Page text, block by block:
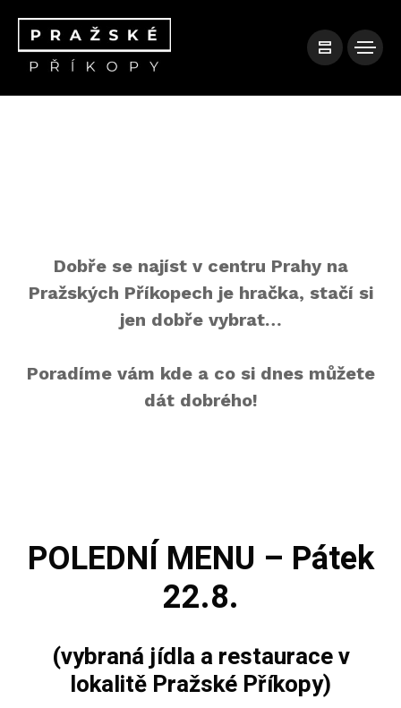
Dobře se najíst v centru Prahy na
Pražských Příkopech je hračka, stačí si
jen dobře vybrat…
Poradíme vám kde a co si dnes můžete
dát dobrého!
POLEDNÍ MENU – Pátek
22.8.
(vybraná jídla a restaurace v
lokalitě Pražské Příkopy)